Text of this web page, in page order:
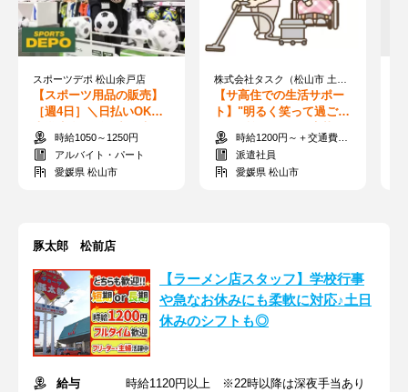
スポーツデポ 松山余戸店
【スポーツ用品の販売】
［週4日］＼日払いOK／
大学生多数活躍中◎未経
験も多数活躍!
時給1050～1250円
アルバイト・パート
愛媛県 松山市
【サ高住での生活サポー
ト】"明るく笑って過ご
す"場所♪60代での応募も
歓迎！夜勤なし♪
時給1200円～＋交通費規定支給
派遣社員
愛媛県 松山市
豚太郎 松前店
【ラーメン店スタッフ】学校行事
や急なお休みにも柔軟に対応♪土日
休みのシフトも◎
給与
時給1120円以上 ※22時以降は深夜手当あり